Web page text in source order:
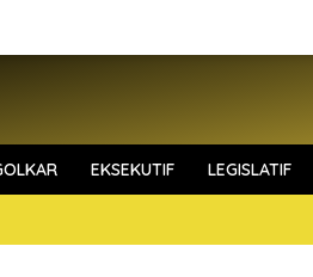
EKSEKUTIF LEGISLATIF